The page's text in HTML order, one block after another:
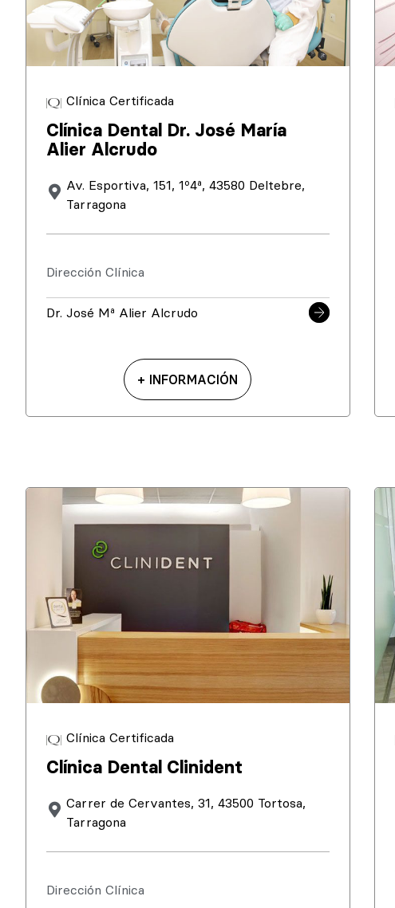
Clínica Certificada
Clínica Dental Dr. José María
Alier Alcrudo
Av. Esportiva, 151, 1º4ª, 43580 Deltebre,
Tarragona
Dirección Clínica
Dr. José Mª Alier Alcrudo
+ INFORMACIÓN
Clínica Certificada
Clínica Dental Clinident
Carrer de Cervantes, 31, 43500 Tortosa,
Tarragona
Dirección Clínica